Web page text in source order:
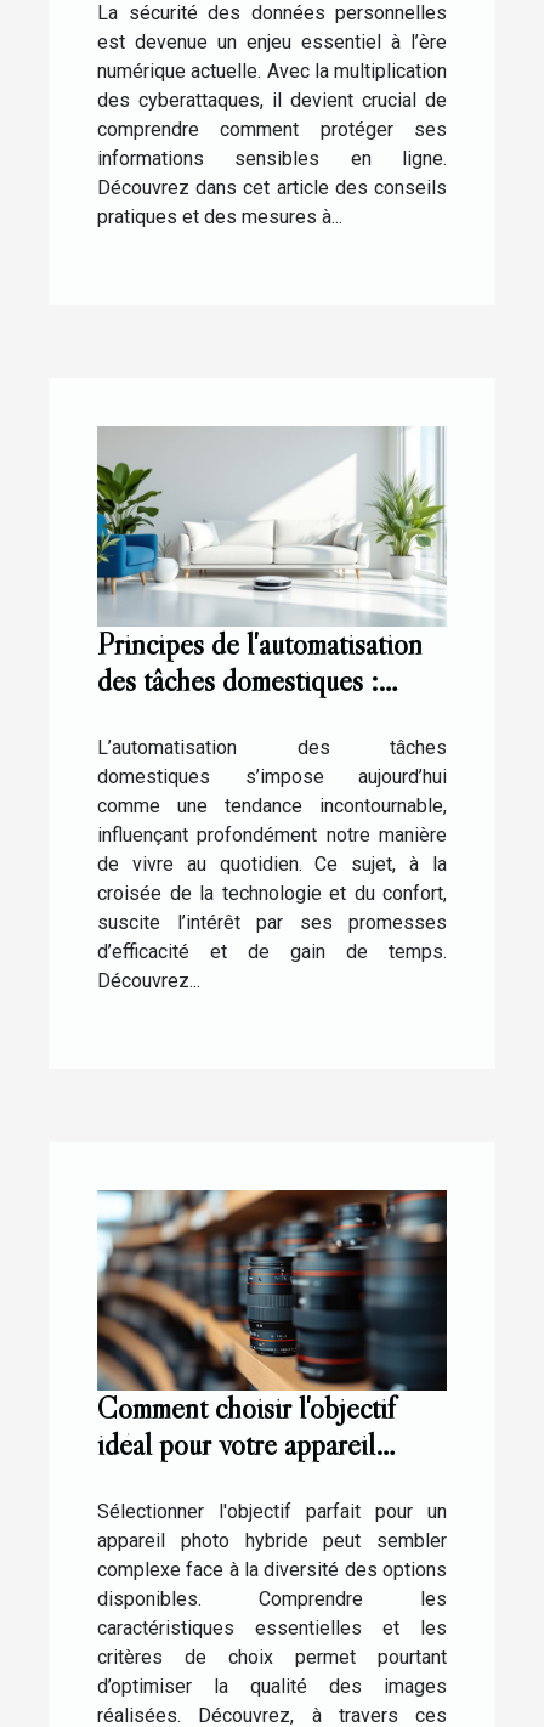
La sécurité des données personnelles
est devenue un enjeu essentiel à l’ère
numérique actuelle. Avec la multiplication
des cyberattaques, il devient crucial de
comprendre comment protéger ses
informations sensibles en ligne.
Découvrez dans cet article des conseils
pratiques et des mesures à...
Principes de l'automatisation
des tâches domestiques :
L’automatisation des tâches
domestiques s’impose aujourd’hui
comme une tendance incontournable,
influençant profondément notre manière
de vivre au quotidien. Ce sujet, à la
croisée de la technologie et du confort,
suscite l’intérêt par ses promesses
d’efficacité et de gain de temps.
Découvrez...
Comment choisir l'objectif
idéal pour votre appareil
Sélectionner l'objectif parfait pour un
appareil photo hybride peut sembler
complexe face à la diversité des options
disponibles. Comprendre les
caractéristiques essentielles et les
critères de choix permet pourtant
d’optimiser la qualité des images
réalisées. Découvrez, à travers ces